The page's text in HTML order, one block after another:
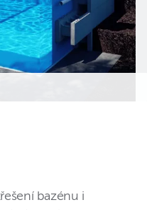
bazénu i